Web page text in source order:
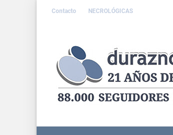
Contacto NECROLÓGICAS